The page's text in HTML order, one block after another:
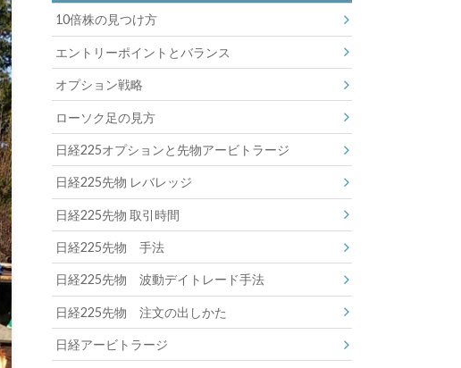
10倍株の見つけ方
エントリーポイントとバランス
オプション戦略
ローソク足の見方
日経225オプションと先物アービトラージ
日経225先物 レバレッジ
日経225先物 取引時間
日経225先物 手法
日経225先物 波動デイトレード手法
日経225先物 注文の出しかた
日経アービトラージ